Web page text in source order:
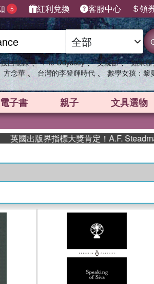
5 紅利兌換 客服中心 領
回憶錄 、 The Odyssey 、 父親節 、 如果
方念華 、 台灣的李登輝時代 、 數學女孩：黎
電子書 親子 文具選物
界指標大獎肯定！A.F. Steadman 獲年